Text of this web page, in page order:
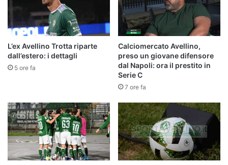
L’ex Avellino Trotta riparte
dall’estero: i dettagli
5 ore fa
Calciomercato Avellino,
preso un giovane difensore
dal Napoli: ora il prestito in
Serie C
7 ore fa